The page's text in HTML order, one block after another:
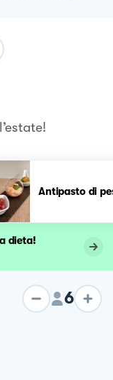
Antipasto di
dieta!
6